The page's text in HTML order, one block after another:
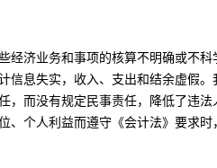
济业务和事项的核算不明确或不
息失实，收入、支出和结余虚假
而没有规定民事责任，降低了违法
个人利益而遵守《会计法》要求